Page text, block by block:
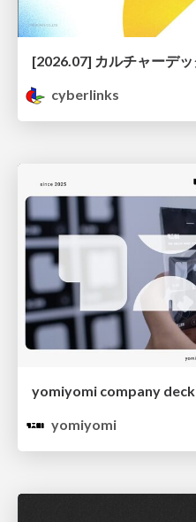
cyberlinks
yomiyomi company deck
yomiyomi